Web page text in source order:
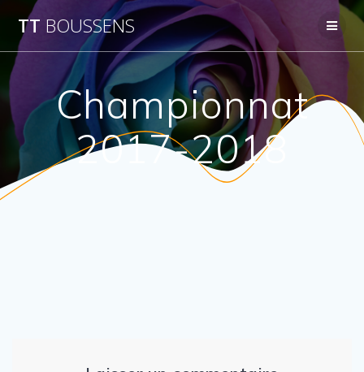
Passer
au
contenu
TT BOUSSENS
Championnat
2017-2018